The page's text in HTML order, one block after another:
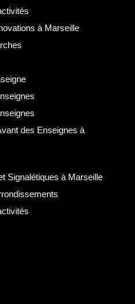
à Marseille
des Enseignes à
Signalétiques à Marseille